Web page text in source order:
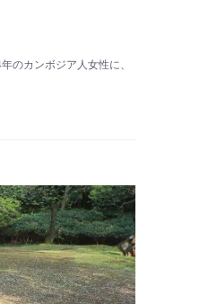
のカンボジア人女性に、